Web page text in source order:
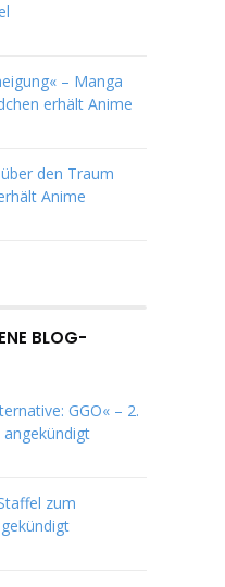
– Manga
erhält Anime
den Traum
Anime
BLOG-
GGO« – 2.
angekündigt
zum